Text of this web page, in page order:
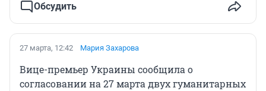
Обсудить
27 марта, 12:42 Мария Захарова
Вице-премьер Украины сообщила о
согласовании на 27 марта двух гуманитарных